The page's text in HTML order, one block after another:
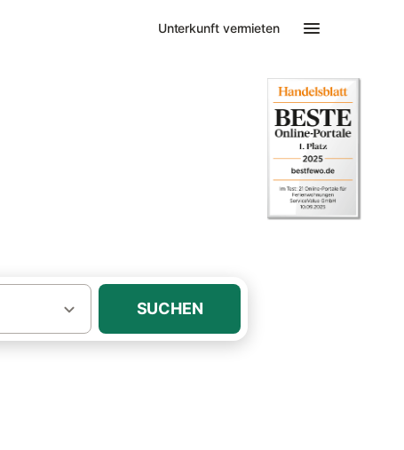
Unterkunft vermieten
SUCHEN